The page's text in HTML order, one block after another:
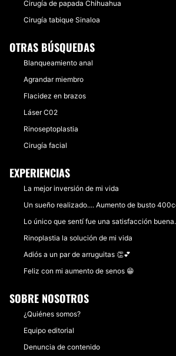
Cirugía de papada Chihuahua
Cirugía tabique Sinaloa
OTRAS BÚSQUEDAS
Blanqueamiento anal
Agrandar miembro
Flacidez en brazos
Láser C02
Rinoseptoplastia
Cirugía facial
EXPERIENCIAS
La mejor inversión de mi vida
Un sueño realizado.... Aumento de busto
Lo único que sentí fue una satisfacción buena.
Rinoplastia la solución de mi vida
Adiós a un par de arruguitas 👏💕
Feliz con mi aumento de senos 😁
SOBRE NOSOTROS
¿Quiénes somos?
Equipo editorial
Denuncia de contenido